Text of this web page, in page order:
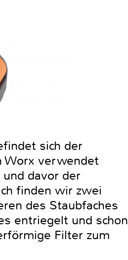
sich der
Worx verwendet
davor der
finden wir zwei
des Staubfaches
entriegelt und schon
Filter zum